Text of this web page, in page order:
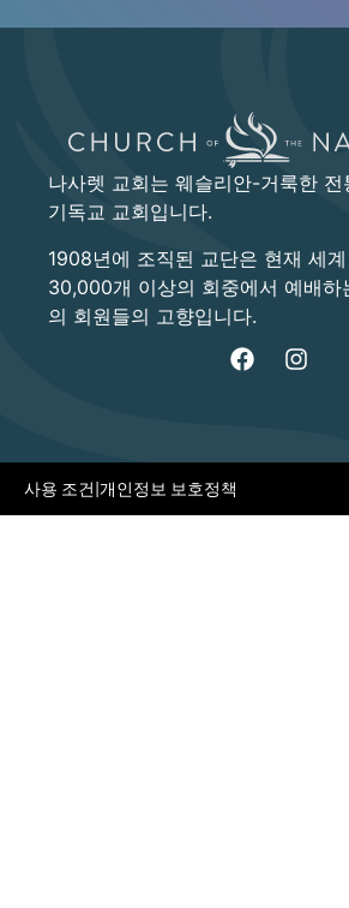
나사렛 교회는 웨슬리안-거룩한
기독교 교회입니다.
1908년에 조직된 교단은 현재 세
30,000개 이상의 회중에서 예배하
의 회원들의 고향입니다.
사용 조건|개인정보 보호정책